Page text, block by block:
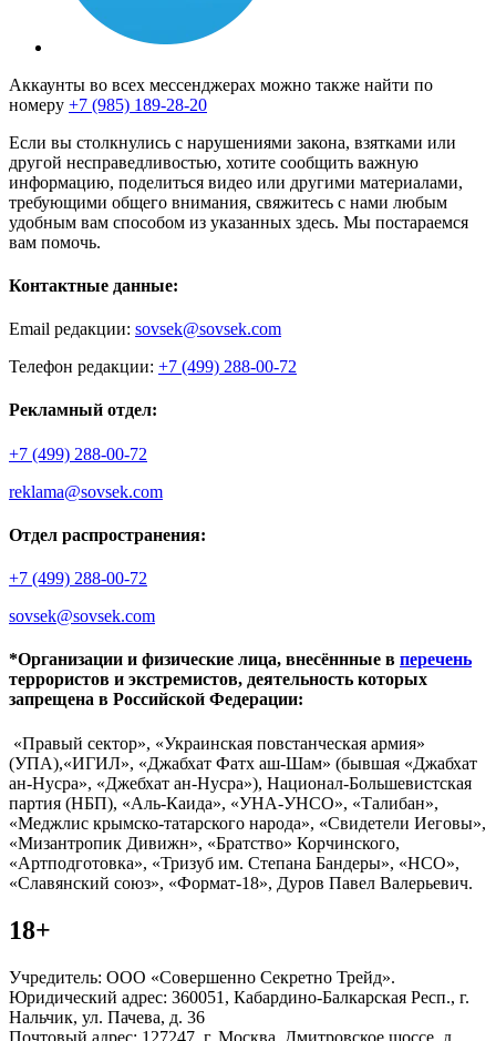
Аккаунты во всех мессенджерах можно также найти по
номеру +7 (985) 189-28-20
Если вы столкнулись с нарушениями закона, взятками или
другой несправедливостью, хотите сообщить важную
информацию, поделиться видео или другими материалами,
требующими общего внимания, свяжитесь с нами любым
удобным вам способом из указанных здесь. Мы постараемся
вам помочь.
Контактные данные:
Email редакции: sovsek@sovsek.com
Телефон редакции: +7 (499) 288-00-72
Рекламный отдел:
+7 (499) 288-00-72
reklama@sovsek.com
Отдел распространения:
+7 (499) 288-00-72
sovsek@sovsek.com
*Организации и физические лица, внесённные в перечень
террористов и экстремистов, деятельность которых
запрещена в Российской Федерации:
«Правый сектор», «Украинская повстанческая армия»
(УПА),«ИГИЛ», «Джабхат Фатх аш-Шам» (бывшая «Джабхат
ан-Нусра», «Джебхат ан-Нусра»), Национал-Большевистская
партия (НБП), «Аль-Каида», «УНА-УНСО», «Талибан»,
«Меджлис крымско-татарского народа», «Свидетели Иеговы»,
«Мизантропик Дивижн», «Братство» Корчинского,
«Артподготовка», «Тризуб им. Степана Бандеры», «НСО»,
«Славянский союз», «Формат-18», Дуров Павел Валерьевич.
18+
Учредитель: ООО «Совершенно Секретно Трейд».
Юридический адрес: 360051, Кабардино-Балкарская Респ., г.
Нальчик, ул. Пачева, д. 36
Почтовый адрес: 127247, г. Москва, Дмитровское шоссе, д.